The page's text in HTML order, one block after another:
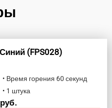
(FPS028)
• Время горения 60 секунд
• 1 штука
руб.